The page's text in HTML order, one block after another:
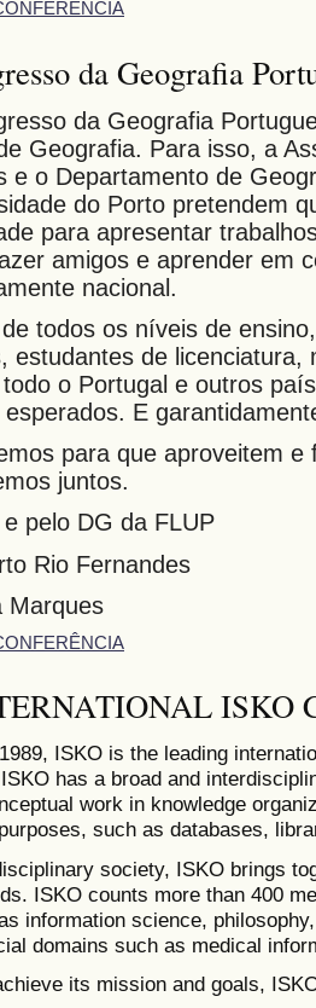
da Geografia
da Geografia
Geografia. Para isso, a
e o Departamento de
do Porto pretendem
para apresentar
amigos e aprender em
nacional.
todos os níveis de
estudantes de licenciatura,
o Portugal e outros
E
para que aproveitem
juntos.
pelo DG da FLUP
Rio Fernandes
Marques
ISKO
ISKO is the leading
has a broad and
work in knowledge
such as databases,
society, ISKO brings
ISKO counts more than 400
information science,
domains such as medical
its mission and goals,